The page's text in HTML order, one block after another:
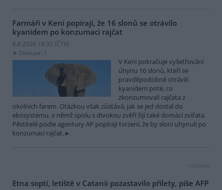
Farmáři v Keni popírají, že 16 slonů se otrávilo
kyanidem po konzumaci rajčat
8.8.2026 18:32 (ČTK)
Diskuse: 1
V Keni pokračuje vyšetřování
úhynu 16 slonů, kteří se
pravděpodobně otrávili
kyanidem poté, co
zkonzumovali rajčata z
okolních farem. Otázkou však zůstává, jak se jed dostal do
ekosystému, v němž spolu s divokou zvěří žijí také domácí zvířata.
Pěstitelé podle agentury AP popírají tvrzení, že by sloni uhynuli po
konzumaci rajčat.
reklama
Etna soptí, letiště v Catanii pozastavilo přílety, píše AFP